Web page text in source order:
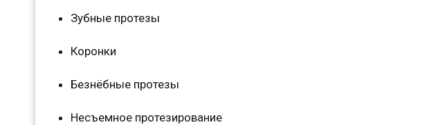
Зубные протезы
Коронки
Безнёбные протезы
Несъемное протезирование